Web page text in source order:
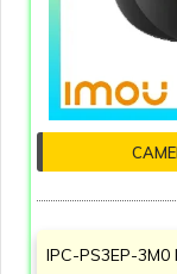
IPC-PS3EP-